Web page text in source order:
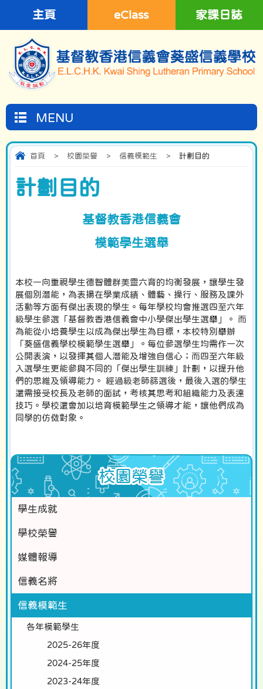
主頁 eClass 家課日誌
MENU
首頁 > 校園榮譽 > 信義模範生 > 計劃目的
計劃目的
基督教香港信義會
模範學生選舉
本校一向重視學生德智體群美靈六育的均衡發展，讓學生發
展個別潛能，為表揚在學業成績、體藝、操行、服務及課外
活動等方面有傑出表現的學生。每年學校均會推選四至六年
級學生參選「基督教香港信義會中小學傑出學生選舉」。 而
為能從小培養學生以成為傑出學生為目標，本校特別舉辦
「葵盛信義學校模範學生選舉」。每位參選學生均需作一次
公開表演，以發揮其個人潛能及增強自信心；而四至六年級
入選學生更能參與不同的「傑出學生訓練」計劃，以提升他
們的思維及領導能力。 經過級老師篩選後，最後入選的學生
還需接受校長及老師的面試，考核其思考和組織能力及表達
技巧。學校還會加以培育模範學生之領導才能，讓他們成為
同學的仿傚對象。
校園榮譽
學生成就
學校榮譽
媒體報導
信義名將
信義模範生
各年模範學生
2025-26年度
2024-25年度
2023-24年度